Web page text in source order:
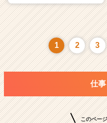
1 2 3
仕
このペー